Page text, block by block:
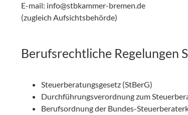
E-mail: info@stbkammer-bremen.de
(zugleich Aufsichtsbehörde)
Berufsrechtliche Regelungen
Steuerberatungsgesetz (StBerG)
Durchführungsverordnung zum
Berufsordnung der Bundes-